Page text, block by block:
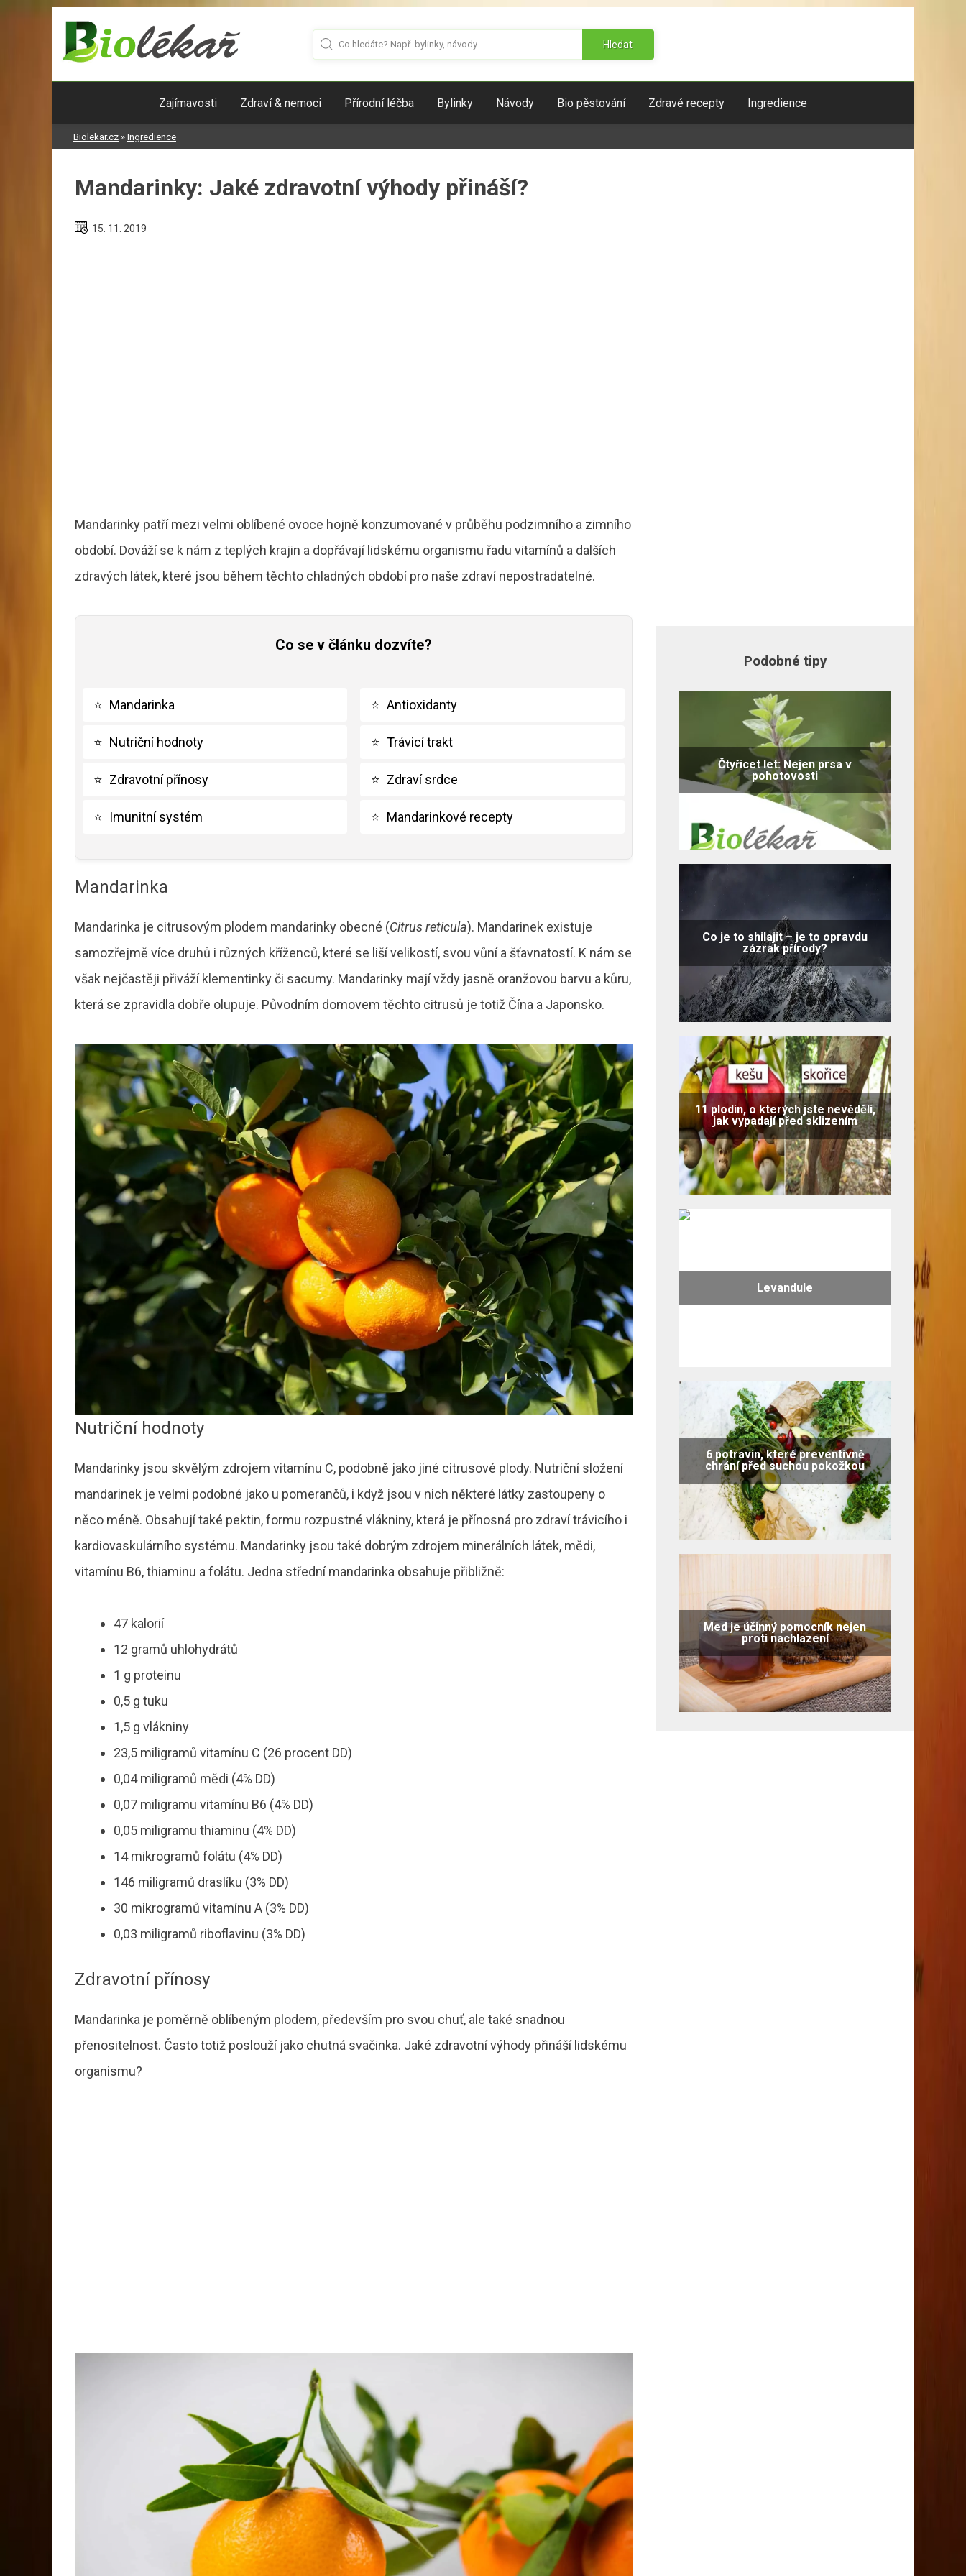
Hledat
Zajímavosti Zdraví & nemoci Přírodní léčba Bylinky Návody Bio pěstování Zdravé recepty Ingredience
Biolekar.cz » Ingredience
Mandarinky: Jaké zdravotní výhody přináší?
15. 11. 2019
Mandarinky patří mezi velmi oblíbené ovoce hojně konzumované v průběhu podzimního a zimního
období. Dováží se k nám z teplých krajin a dopřávají lidskému organismu řadu vitamínů a dalších
zdravých látek, které jsou během těchto chladných období pro naše zdraví nepostradatelné.
Co se v článku dozvíte?
⭐ Mandarinka
⭐ Nutriční hodnoty
⭐ Zdravotní přínosy
⭐ Imunitní systém
⭐ Antioxidanty
⭐ Trávicí trakt
⭐ Zdraví srdce
⭐ Mandarinkové recepty
Mandarinka
Mandarinka je citrusovým plodem mandarinky obecné (Citrus reticula). Mandarinek existuje
samozřejmě více druhů i různých kříženců, které se liší velikostí, svou vůní a šťavnatostí. K nám se
však nejčastěji přiváží klementinky či sacumy. Mandarinky mají vždy jasně oranžovou barvu a kůru,
která se zpravidla dobře olupuje. Původním domovem těchto citrusů je totiž Čína a Japonsko.
Nutriční hodnoty
Mandarinky jsou skvělým zdrojem vitamínu C, podobně jako jiné citrusové plody. Nutriční složení
mandarinek je velmi podobné jako u pomerančů, i když jsou v nich některé látky zastoupeny o
něco méně. Obsahují také pektin, formu rozpustné vlákniny, která je přínosná pro zdraví trávicího i
kardiovaskulárního systému. Mandarinky jsou také dobrým zdrojem minerálních látek, mědi,
vitamínu B6, thiaminu a folátu. Jedna střední mandarinka obsahuje přibližně:
47 kalorií
12 gramů uhlohydrátů
1 g proteinu
0,5 g tuku
1,5 g vlákniny
23,5 miligramů vitamínu C (26 procent DD)
0,04 miligramů mědi (4% DD)
0,07 miligramu vitamínu B6 (4% DD)
0,05 miligramu thiaminu (4% DD)
14 mikrogramů folátu (4% DD)
146 miligramů draslíku (3% DD)
30 mikrogramů vitamínu A (3% DD)
0,03 miligramů riboflavinu (3% DD)
Zdravotní přínosy
Mandarinka je poměrně oblíbeným plodem, především pro svou chuť, ale také snadnou
přenositelnost. Často totiž poslouží jako chutná svačinka. Jaké zdravotní výhody přináší lidskému
organismu?
Podobné tipy
Čtyřicet let: Nejen prsa v
pohotovosti
Co je to shilajit – je to opravdu
zázrak přírody?
11 plodin, o kterých jste nevěděli,
jak vypadají před sklizením
Levandule
6 potravin, které preventivně
chrání před suchou pokožkou
Med je účinný pomocník nejen
proti nachlazení